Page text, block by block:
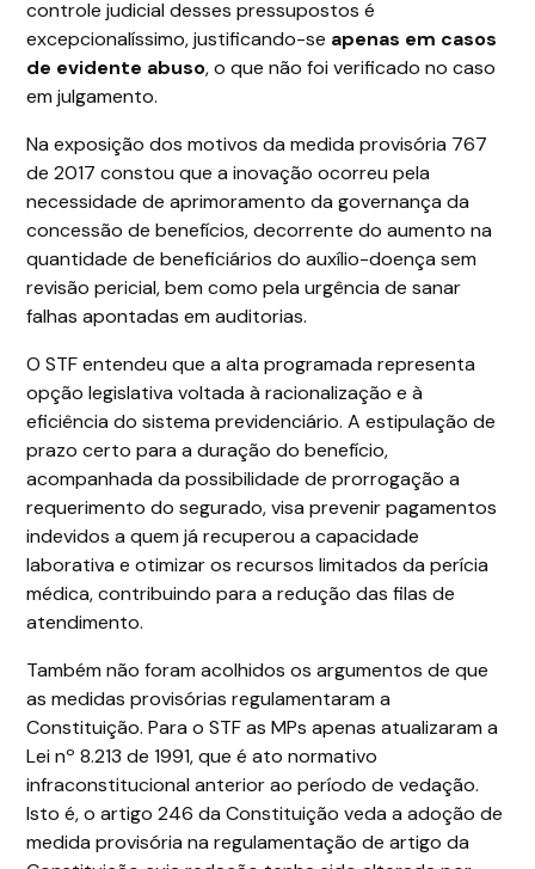
controle judicial desses pressupostos é
excepcionalíssimo, justificando-se apenas em casos
de evidente abuso, o que não foi verificado no caso
em julgamento.
Na exposição dos motivos da medida provisória 767
de 2017 constou que a inovação ocorreu pela
necessidade de aprimoramento da governança da
concessão de benefícios, decorrente do aumento na
quantidade de beneficiários do auxílio-doença sem
revisão pericial, bem como pela urgência de sanar
falhas apontadas em auditorias.
O STF entendeu que a alta programada representa
opção legislativa voltada à racionalização e à
eficiência do sistema previdenciário. A estipulação de
prazo certo para a duração do benefício,
acompanhada da possibilidade de prorrogação a
requerimento do segurado, visa prevenir pagamentos
indevidos a quem já recuperou a capacidade
laborativa e otimizar os recursos limitados da perícia
médica, contribuindo para a redução das filas de
atendimento.
Também não foram acolhidos os argumentos de que
as medidas provisórias regulamentaram a
Constituição. Para o STF as MPs apenas atualizaram a
Lei nº 8.213 de 1991, que é ato normativo
infraconstitucional anterior ao período de vedação.
Isto é, o artigo 246 da Constituição veda a adoção de
medida provisória na regulamentação de artigo da